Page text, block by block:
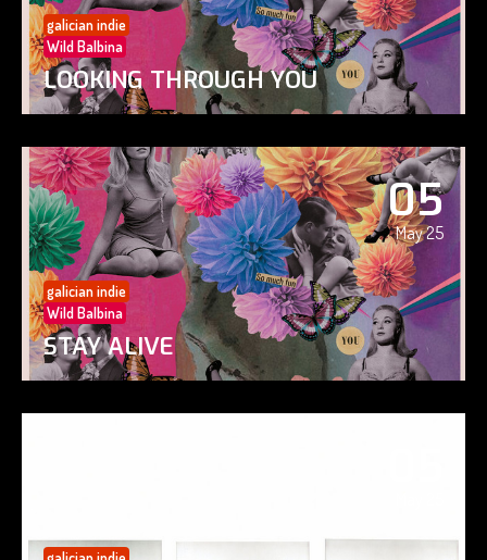
galician indie
Wild Balbina
LOOKING THROUGH YOU
05
May 25
galician indie
Wild Balbina
STAY ALIVE